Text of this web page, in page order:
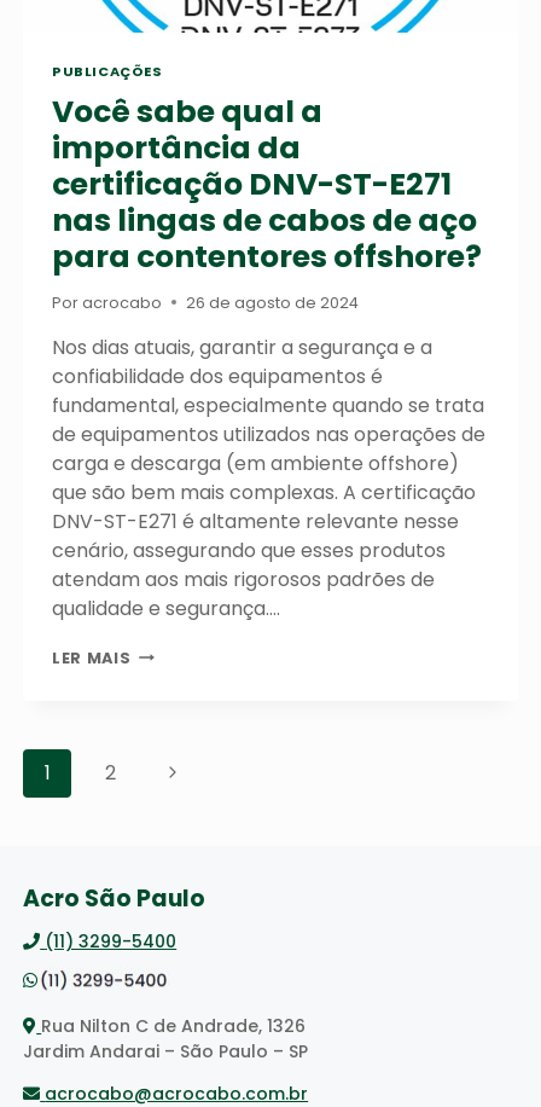
PUBLICAÇÕES
Você sabe qual a
importância da
certificação DNV-ST-E271
nas lingas de cabos de aço
para contentores offshore?
Poracrocabo 26 de agosto de 2024
Nos dias atuais, garantir a segurança e a
confiabilidade dos equipamentos é
fundamental, especialmente quando se trata
de equipamentos utilizados nas operações de
carga e descarga (em ambiente offshore)
que são bem mais complexas. A certificação
DNV-ST-E271 é altamente relevante nesse
cenário, assegurando que esses produtos
atendam aos mais rigorosos padrões de
qualidade e segurança….
LER MAIS VOCÊ
LINGAS
CABOS
DE
PARA
CONTENTORES
Navegação
da
1 2
Página
Acro São Paulo
(11) 3299-5400
Rua Nilton C de Andrade, 1326
Jardim Andarai – São Paulo – SP
acrocabo@acrocabo.com.br